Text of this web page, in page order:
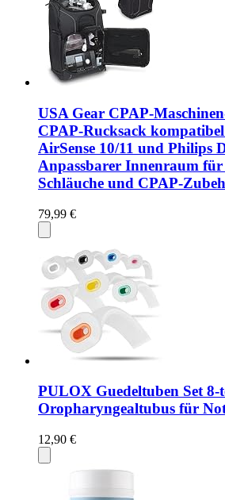
USA Gear CPAP-
CPAP-Rucksack
AirSense 10/11 und Philips
Anpassbarer Innenraum
Schläuche und CPAP-
79,99 €
PULOX Guedeltuben Set 8-
Oropharyngealtubus für
12,90 €